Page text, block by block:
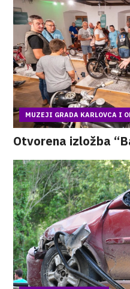
MUZEJI GRADA KARLOVCA I
Otvorena izložba